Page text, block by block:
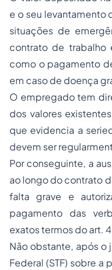
e o seu levantamento
situações de
contrato de trabalho
como o pagamento
em caso de doença
O empregado tem
dos valores
que evidencia a
devem ser
Por conseguinte, a
ao longo do contrato
falta grave e
pagamento das
exatos termos do art.
Não obstante, após o
Federal (STF) sobre a